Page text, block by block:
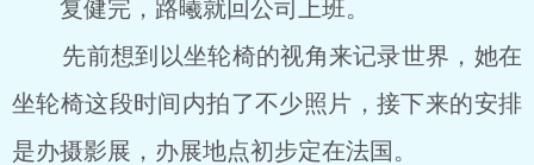
复健完，路曦就回公司上班。
先前想到以坐轮椅的视角来记录世界，她在
坐轮椅这段时间内拍了不少照片，接下来的安排
是办摄影展，办展地点初步定在法国。